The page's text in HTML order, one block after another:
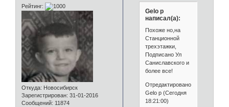
Рейтинг:
Откуда: Новосибирск
Зарегистрирован: 31-01-2016
Сообщений: 11874
Gelo p
написал(а):
Похоже но,на
Станционной
трехэтажки,
Подписано Ул
Саниславского и
более все!
Отредактировано
Gelo p (Сегодня
18:21:00)